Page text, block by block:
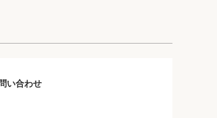
い合わせ